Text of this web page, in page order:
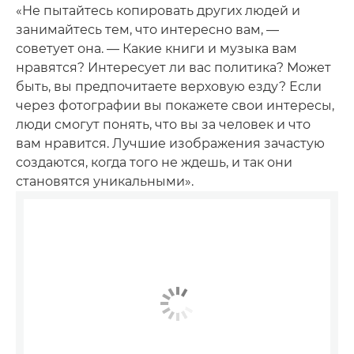
«Не пытайтесь копировать других людей и
занимайтесь тем, что интересно вам, —
советует она. — Какие книги и музыка вам
нравятся? Интересует ли вас политика? Может
быть, вы предпочитаете верховую езду? Если
через фотографии вы покажете свои интересы,
люди смогут понять, что вы за человек и что
вам нравится. Лучшие изображения зачастую
создаются, когда того не ждешь, и так они
становятся уникальными».